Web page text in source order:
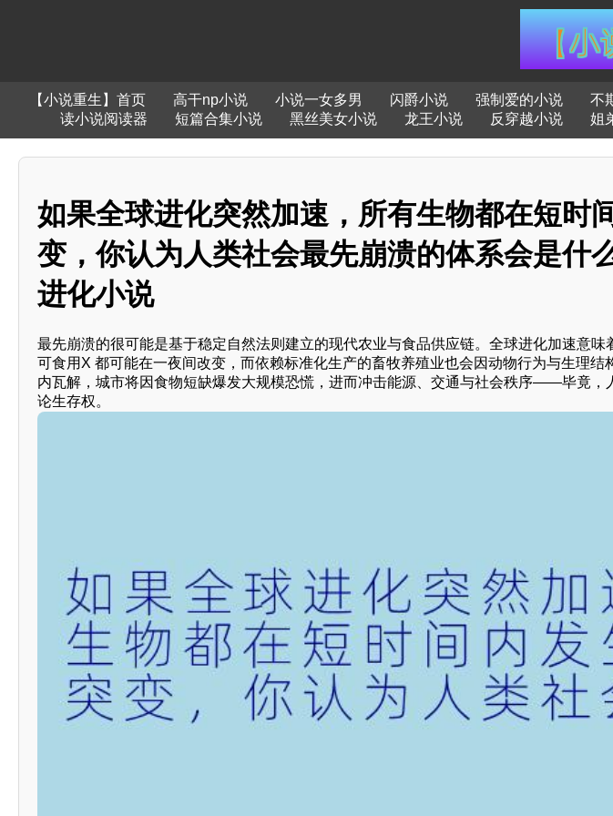
【小说重生】首页 高干np小说 小说一女多男 闪爵小说 强制爱的小说 不
读小说阅读器
短篇合集小说 黑丝美女小说 龙王小说 反穿越小说 姐
如果全球进化突然加速，所有生物都在短时
变，你认为人类社会最先崩溃的体系会是什
进化小说
最先崩溃的很可能是基于稳定自然法则建立的现代农业与食品供应链。全球进化加速意
可食用X 都可能在一夜间改变，而依赖标准化生产的畜牧养殖业也会因动物行为与生理结
内瓦解，城市将因食物短缺爆发大规模恐慌，进而冲击能源、交通与社会秩序——毕竟，
论生存权。